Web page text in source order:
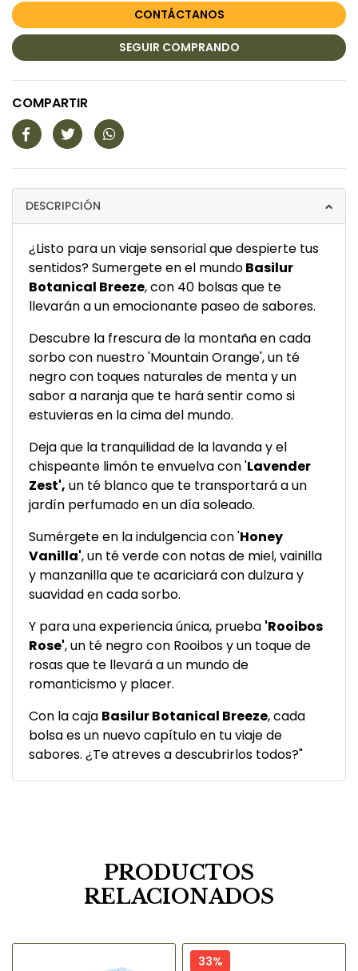
CONTÁCTANOS
SEGUIR COMPRANDO
COMPARTIR
DESCRIPCIÓN
¿Listo para un viaje sensorial que despierte tus
sentidos? Sumergete en el mundoBasilur
Botanical Breeze, con 40 bolsas que te
llevarán a un emocionante paseo de sabores.
Descubre la frescura de la montaña en cada
sorbo con nuestro 'Mountain Orange', un té
negro con toques naturales de menta y un
sabor a naranja que te hará sentir como si
estuvieras en la cima del mundo.
Deja que la tranquilidad de la lavanda y el
chispeante limón te envuelva con 'Lavender
Zest', un té blanco que te transportará a un
jardín perfumado en un día soleado.
Sumérgete en la indulgencia con 'Honey
Vanilla', un té verde con notas de miel, vainilla
y manzanilla que te acariciará con dulzura y
suavidad en cada sorbo.
Y para una experiencia única, prueba 'Rooibos
Rose', un té negro con Rooibos y un toque de
rosas que te llevará a un mundo de
romanticismo y placer.
Con la caja Basilur Botanical Breeze, cada
bolsa es un nuevo capítulo en tu viaje de
sabores. ¿Te atreves a descubrirlos todos?"
PRODUCTOS
RELACIONADOS
33%